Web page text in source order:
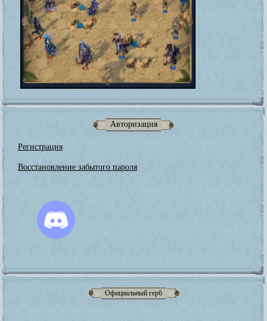
Авторизация
Регистрация
Восстановление забытого пароля
Официальный герб